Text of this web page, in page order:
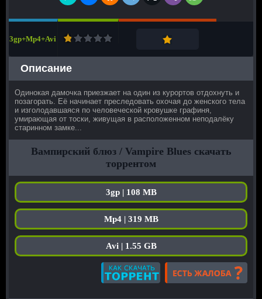
3gp+Mp4+Avi
Описание
Одинокая дамочка приезжает на один из курортов отдохнуть и
позагорать. Её начинает преследовать охочая до женского тела
и изголодавшаяся по человеческой кровушке графиня,
умирающая от тоски, живущая в расположенном неподалёку
старинном замке...
Вампирский блюз / Vampire Blues скачать
торрентом
3gp | 108 MB
Mp4 | 319 MB
Avi | 1.55 GB